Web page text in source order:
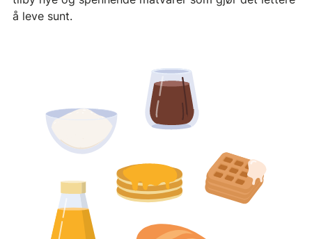
å leve sunt.